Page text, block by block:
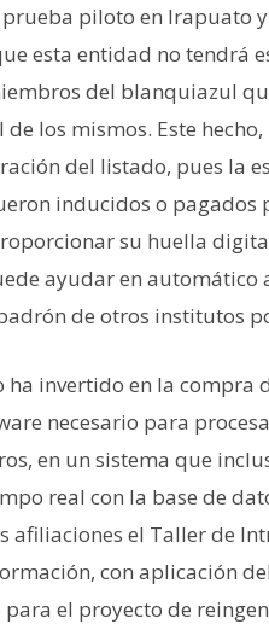
piloto en Irapuato
esta entidad no tendrá
del blanquiazul
los mismos. Este
del listado, pues la
inducidos o pagados
su huella
ayudar en automático
de otros institutos
ha invertido en la compra
necesario para
en un sistema que
real con la base de
afiliaciones el Taller de
con aplicación
el proyecto de